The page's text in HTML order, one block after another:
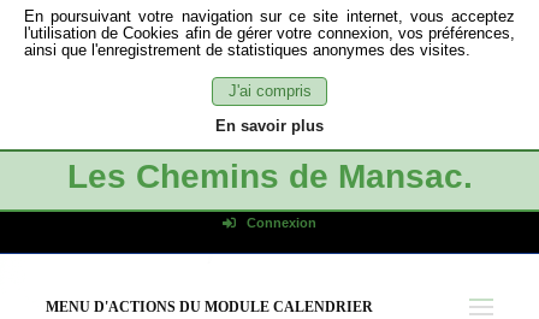
En poursuivant votre navigation sur ce site internet, vous acceptez
l'utilisation de Cookies afin de gérer votre connexion, vos préférences,
ainsi que l'enregistrement de statistiques anonymes des visites.
J'ai compris
En savoir plus
Les Chemins de Mansac.
Connexion
MENU D'ACTIONS DU MODULE CALENDRIER